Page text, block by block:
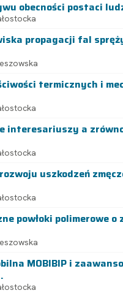
obecności postaci
propagacji fal
termicznych i
interesariuszy a
uszkodzeń
powłoki polimerowe o
MOBIBIP i